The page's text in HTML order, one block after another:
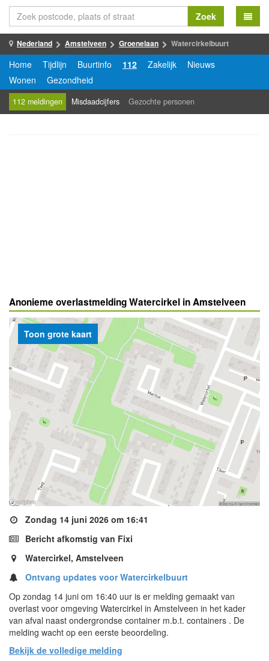
Zoek
Nederland Amstelveen Groenelaan Watercirkelbuurt
Home Tijdlijn Buurtinfo 112 Zakelijk
Nieuws
Wonen
Gezondheid
112 meldingen Misdaadcijfers Gezochte personen
Anonieme overlastmelding Watercirkel in Amstelveen
Zondag 14 juni 2026 om 16:41
Bericht afkomstig van Fixi
Watercirkel, Amstelveen
Ontvang updates voor Watercirkelbuurt
Op zondag 14 juni om 16:40 uur is er melding gemaakt van
overlast voor omgeving Watercirkel in Amstelveen in het kader
van afval naast ondergrondse container m.b.t. containers . De
melding wacht op een eerste beoordeling.
Bekijk de volledige melding
Toon grote kaart